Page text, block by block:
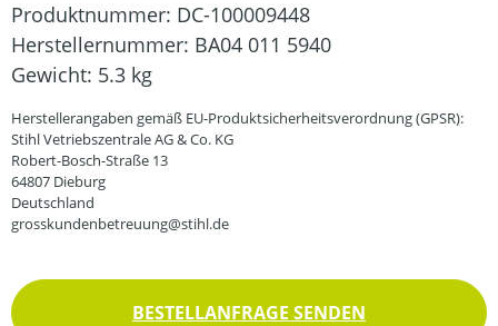
Produktnummer: DC-100009448
Herstellernummer: BA04 011 5940
Gewicht: 5.3 kg
Herstellerangaben gemäß EU-Produktsicherheitsverordnung (GPSR):
Stihl Vetriebszentrale AG & Co. KG
Robert-Bosch-Straße 13
64807 Dieburg
Deutschland
grosskundenbetreuung@stihl.de
BESTELLANFRAGE SENDEN